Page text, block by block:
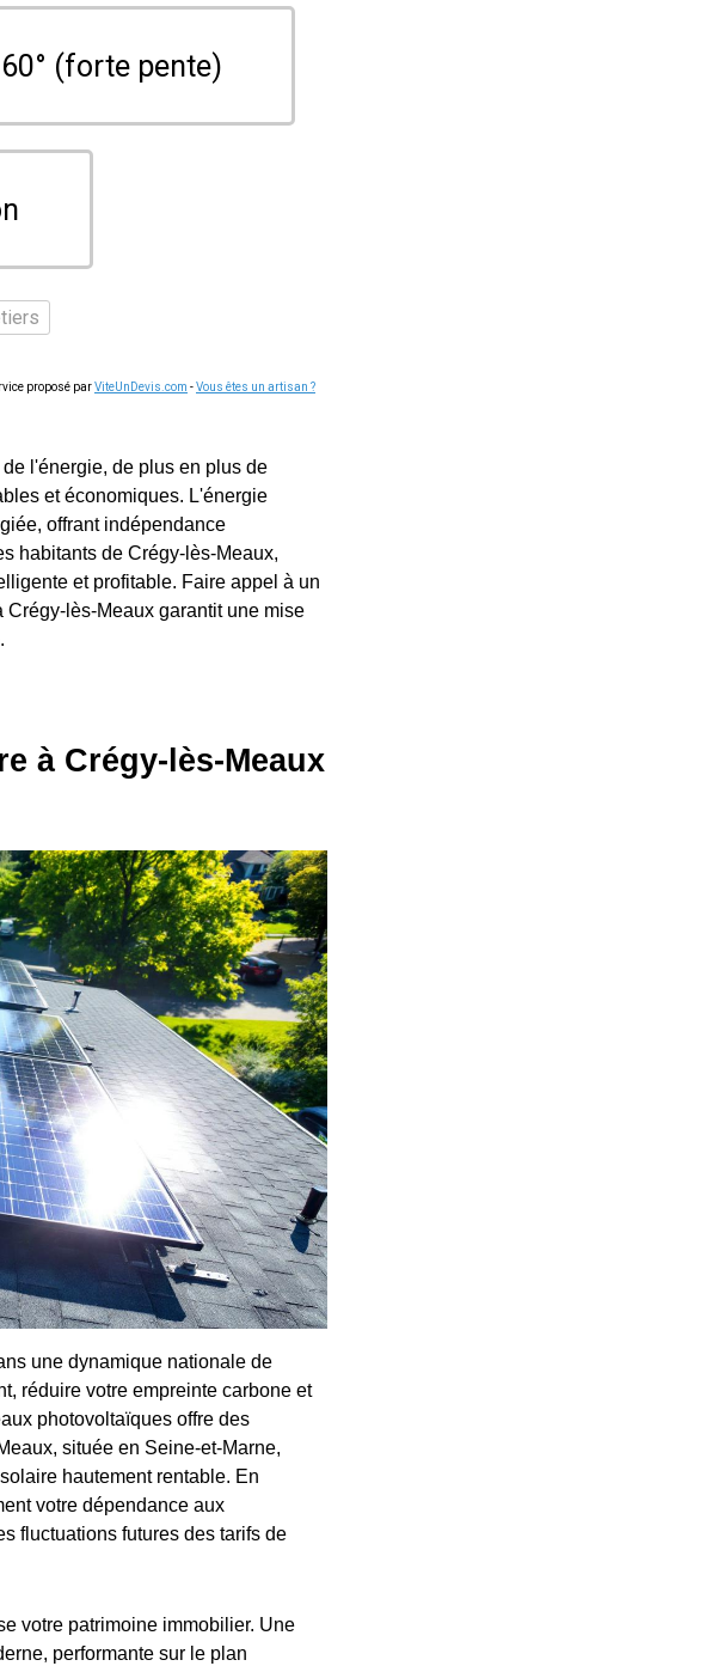
60° (forte pente)
proposé parViteUnDevis.com -Vous êtes un artisan ?
l'énergie, de plus en plus de
et économiques. L'énergie
offrant indépendance
habitants de Crégy-lès-Meaux,
et profitable. Faire appel à un
lès-Meaux garantit une mise
à Crégy-lès-Meaux
une dynamique nationale de
réduire votre empreinte carbone et
photovoltaïques offre des
située en Seine-et-Marne,
hautement rentable. En
votre dépendance aux
fluctuations futures des tarifs de
votre patrimoine immobilier. Une
performante sur le plan